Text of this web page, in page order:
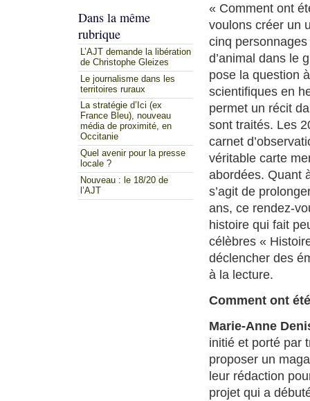
« Comment ont
voulons créer un
cinq
d’animal dans le
pose la question
scientifiques en
permet un récit
sont traités. Les
carnet
véritable carte
abordées. Quant
s’agit de
ans, ce rendez-
histoire qui fait
célèbres «
déclencher des
à la lecture.
Comment ont
Marie-Anne
initié et porté par
proposer un
leur rédaction
projet qui a
Dans la même
rubrique
L’AJT demande la libération
de Christophe Gleizes
Le journalisme dans les
territoires ruraux
La stratégie d’Ici (ex
France Bleu), nouveau
média de proximité, en
Occitanie
Quel avenir pour la presse
locale ?
Nouveau : le 18/20 de
l’AJT